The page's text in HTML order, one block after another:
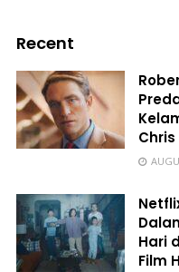
Recent
Hari
Film